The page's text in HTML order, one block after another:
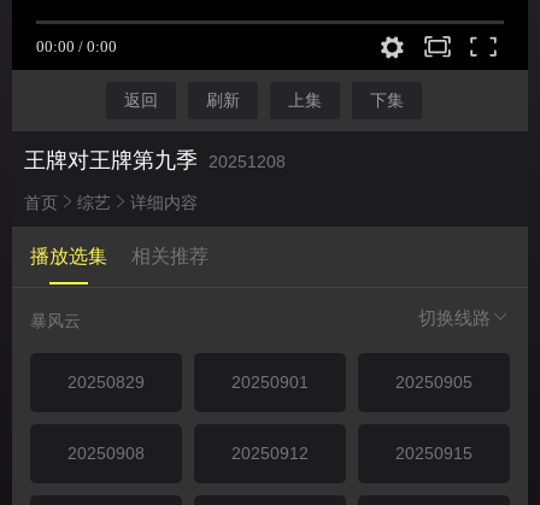
返回 刷新 上集 下集
王牌对王牌第九季 20251208
首页 综艺 详细内容
播放选集 相关推荐
切换线路
暴风云
20250829 20250901 20250905
20250908 20250912 20250915